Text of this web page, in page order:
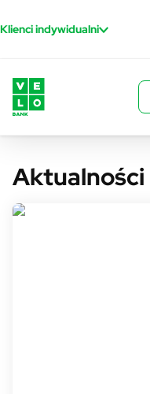
Klienci indywidualni
Aktualności